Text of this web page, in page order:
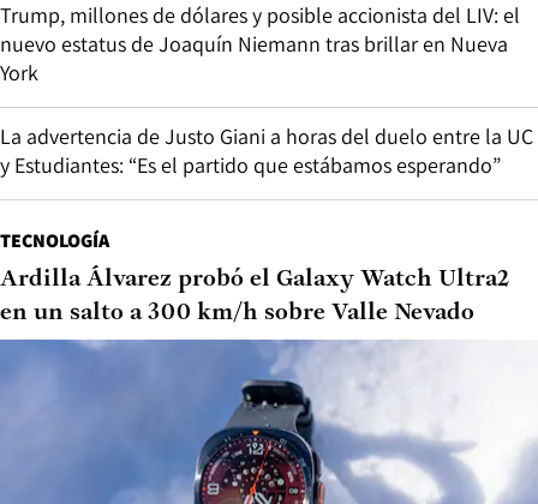
Trump, millones de dólares y posible accionista del LIV: el
nuevo estatus de Joaquín Niemann tras brillar en Nueva
York
La advertencia de Justo Giani a horas del duelo entre la UC
y Estudiantes: “Es el partido que estábamos esperando”
TECNOLOGÍA
Ardilla Álvarez probó el Galaxy Watch Ultra2
en un salto a 300 km/h sobre Valle Nevado